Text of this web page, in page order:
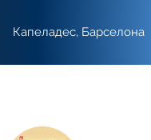
Капеладес, Барселона